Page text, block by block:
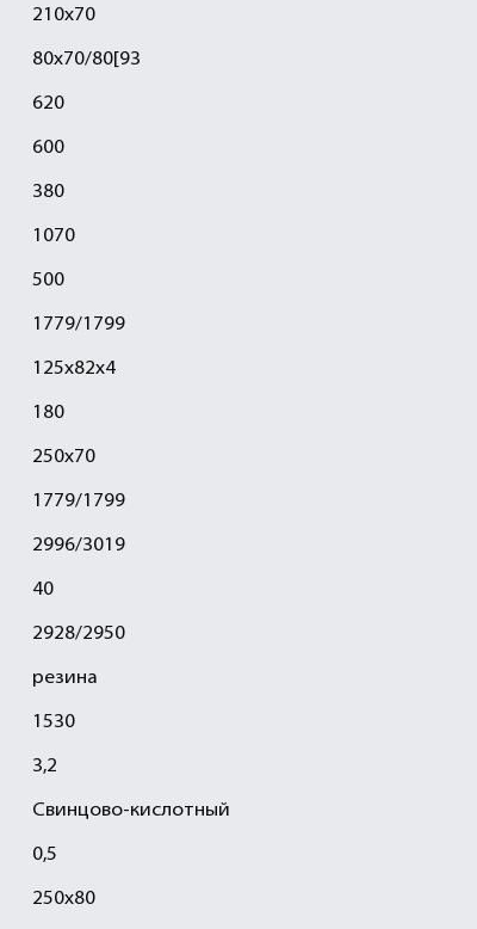
210х70
80х70/80[93
620
600
380
1070
500
1779/1799
125х82х4
180
250х70
1779/1799
2996/3019
40
2928/2950
резина
1530
3,2
Свинцово-кислотный
0,5
250х80